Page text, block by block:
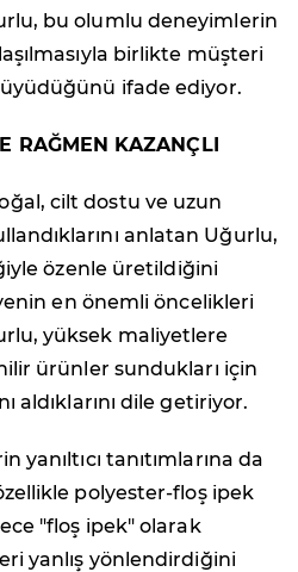
bu olumlu deneyimlerin
birlikte müşteri
ifade ediyor.
RAĞMEN KAZANÇLI
cilt dostu ve uzun
anlatan Uğurlu,
özenle üretildiğini
en önemli öncelikleri
yüksek maliyetlere
ürünler sundukları için
aldıklarını dile getiriyor.
yanıltıcı tanıtımlarına da
polyester-floş ipek
"floş ipek" olarak
yanlış yönlendirdiğini